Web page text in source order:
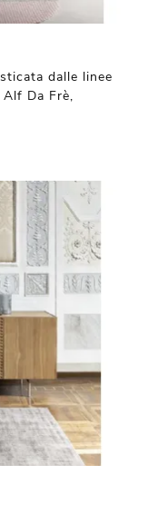
dalle linee
Da Frè,